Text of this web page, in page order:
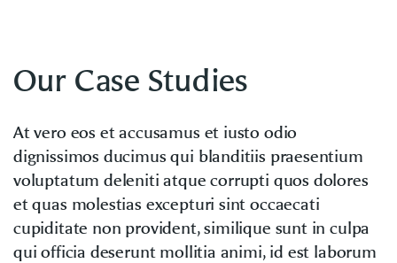
Our Case Studies
At vero eos et accusamus et iusto odio
dignissimos ducimus qui blanditiis praesentium
voluptatum deleniti atque corrupti quos dolores
et quas molestias excepturi sint occaecati
cupiditate non provident, similique sunt in culpa
qui officia deserunt mollitia animi, id est laborum